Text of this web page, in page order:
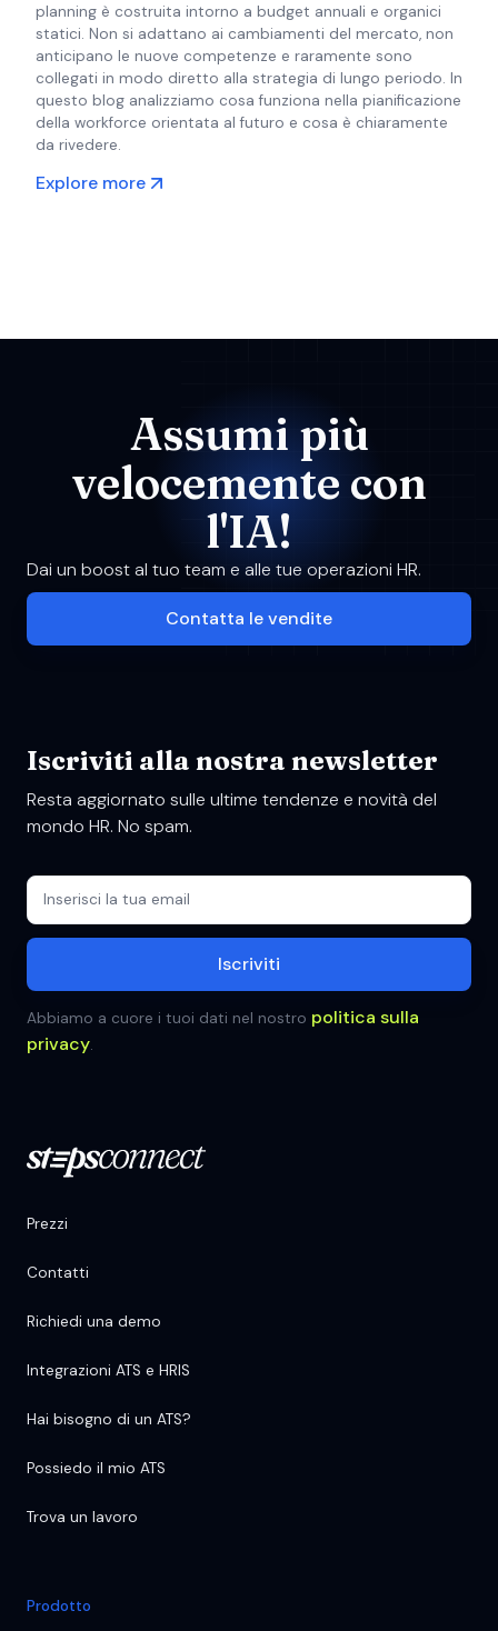
planning è costruita intorno a budget annuali e organici
statici. Non si adattano ai cambiamenti del mercato, non
anticipano le nuove competenze e raramente sono
collegati in modo diretto alla strategia di lungo periodo. In
questo blog analizziamo cosa funziona nella pianificazione
della workforce orientata al futuro e cosa è chiaramente
da rivedere.
Explore more
Assumi più
velocemente con
l'IA!
Dai un boost al tuo team e alle tue operazioni HR.
Contatta le vendite
Iscriviti alla nostra newsletter
Resta aggiornato sulle ultime tendenze e novità del
mondo HR. No spam.
Abbiamo a cuore i tuoi dati nel nostro politica sulla
privacy.
Prezzi
Contatti
Richiedi una demo
Integrazioni ATS e HRIS
Hai bisogno di un ATS?
Possiedo il mio ATS
Trova un lavoro
Prodotto